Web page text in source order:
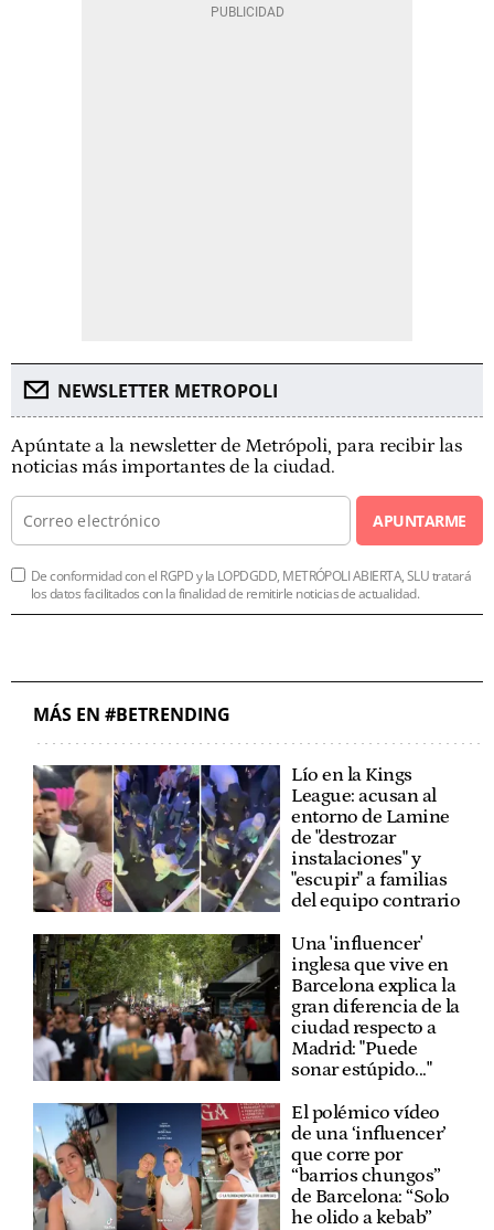
NEWSLETTER METROPOLI
Apúntate a la newsletter de Metrópoli, para recibir las
noticias más importantes de la ciudad.
APUNTARME
De conformidad con el RGPD y la LOPDGDD, METRÓPOLI ABIERTA, SLU tratará
los datos facilitados con la finalidad de remitirle noticias de actualidad.
MÁS EN #BETRENDING
Lío en la Kings
League: acusan al
entorno de Lamine
de "destrozar
instalaciones" y
"escupir" a familias
del equipo contrario
Una 'influencer'
inglesa que vive en
Barcelona explica la
gran diferencia de la
ciudad respecto a
Madrid: "Puede
sonar estúpido..."
El polémico vídeo
de una ‘influencer’
que corre por
“barrios chungos”
de Barcelona: “Solo
he olido a kebab”